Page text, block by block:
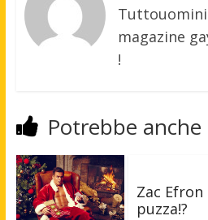
magazine
!
Potrebbe
Zac Efron
puzza!?